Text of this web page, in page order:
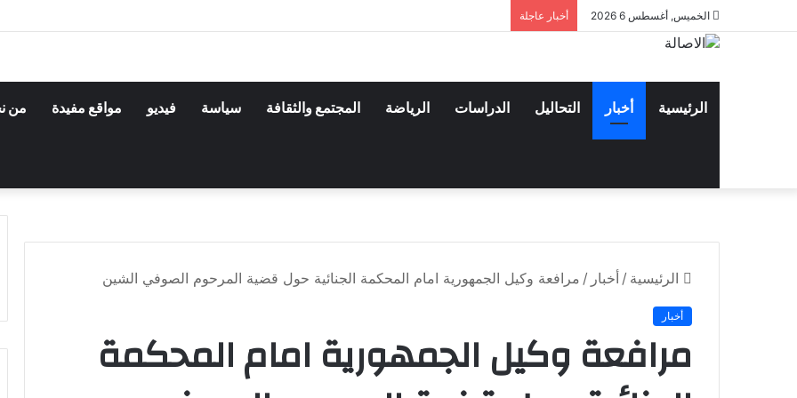
الخميس, أغسطس 6 2026 أخبار عاجلة
الرئيسية أخبار التحاليل الدراسات الرياضة المجتمع والثقافة سياسة فيديو مواقع مفيدة من
الرئيسية / أخبار / مرافعة وكيل الجمهورية امام المحكمة الجنائية حول قضية المرحوم الصوفي الشين
أخبار
مرافعة وكيل الجمهورية امام المحكمة